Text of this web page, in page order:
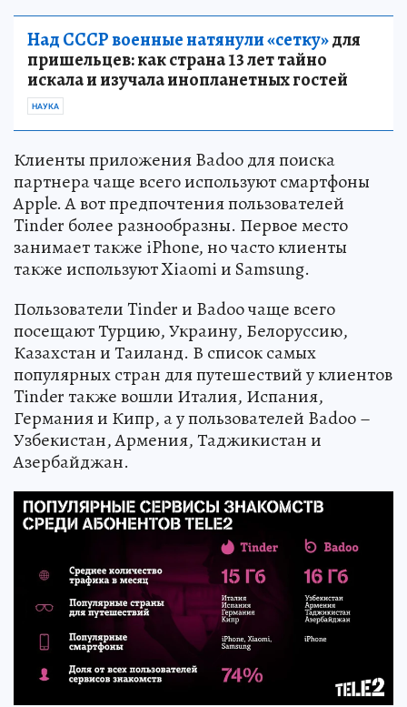
Над СССР военные натянули «сетку»для
пришельцев: как страна 13 лет тайно
искала и изучала инопланетных гостей
НАУКА
Клиенты приложения Badoo для поиска
партнера чаще всего используют смартфоны
Apple. А вот предпочтения пользователей
Tinder более разнообразны. Первое место
занимает также iPhone, но часто клиенты
также используют Xiaomi и Samsung.
Пользователи Tinder и Badoo чаще всего
посещают Турцию, Украину, Белоруссию,
Казахстан и Таиланд. В список самых
популярных стран для путешествий у клиентов
Tinder также вошли Италия, Испания,
Германия и Кипр, а у пользователей Badoo –
Узбекистан, Армения, Таджикистан и
Азербайджан.